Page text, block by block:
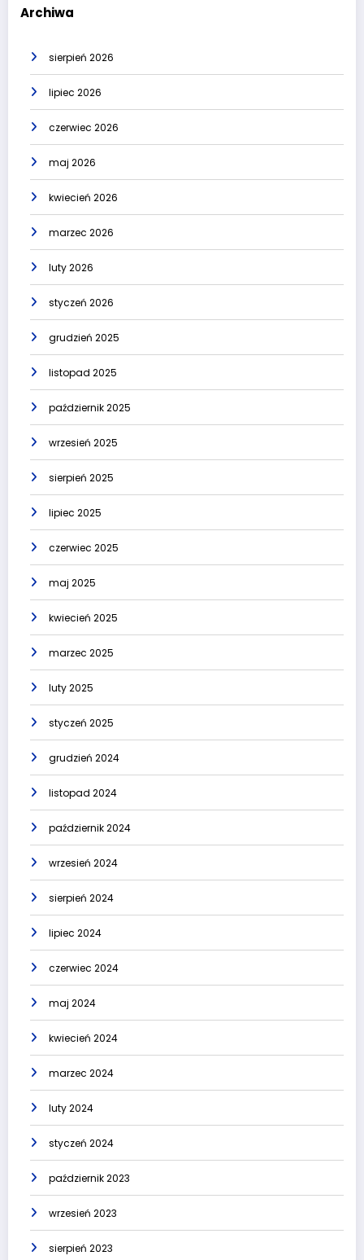
Archiwa
sierpień 2026
lipiec 2026
czerwiec 2026
maj 2026
kwiecień 2026
marzec 2026
luty 2026
styczeń 2026
grudzień 2025
listopad 2025
październik 2025
wrzesień 2025
sierpień 2025
lipiec 2025
czerwiec 2025
maj 2025
kwiecień 2025
marzec 2025
luty 2025
styczeń 2025
grudzień 2024
listopad 2024
październik 2024
wrzesień 2024
sierpień 2024
lipiec 2024
czerwiec 2024
maj 2024
kwiecień 2024
marzec 2024
luty 2024
styczeń 2024
październik 2023
wrzesień 2023
sierpień 2023